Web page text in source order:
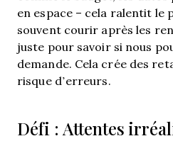
en espace – cela ralentit le
souvent courir après les
juste pour savoir si nous
demande. Cela crée des
risque d’erreurs.
Défi : Attentes